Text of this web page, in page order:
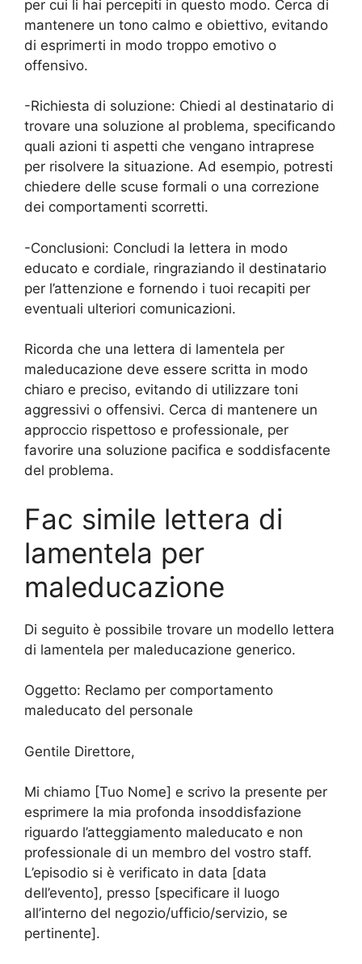
per cui li hai percepiti in questo modo. Cerca di
mantenere un tono calmo e obiettivo, evitando
di esprimerti in modo troppo emotivo o
offensivo.
-Richiesta di soluzione: Chiedi al destinatario di
trovare una soluzione al problema, specificando
quali azioni ti aspetti che vengano intraprese
per risolvere la situazione. Ad esempio, potresti
chiedere delle scuse formali o una correzione
dei comportamenti scorretti.
-Conclusioni: Concludi la lettera in modo
educato e cordiale, ringraziando il destinatario
per l’attenzione e fornendo i tuoi recapiti per
eventuali ulteriori comunicazioni.
Ricorda che una lettera di lamentela per
maleducazione deve essere scritta in modo
chiaro e preciso, evitando di utilizzare toni
aggressivi o offensivi. Cerca di mantenere un
approccio rispettoso e professionale, per
favorire una soluzione pacifica e soddisfacente
del problema.
Fac simile lettera di
lamentela per
maleducazione
Di seguito è possibile trovare un modello lettera
di lamentela per maleducazione generico.
Oggetto: Reclamo per comportamento
maleducato del personale
Gentile Direttore,
Mi chiamo [Tuo Nome] e scrivo la presente per
esprimere la mia profonda insoddisfazione
riguardo l’atteggiamento maleducato e non
professionale di un membro del vostro staff.
L’episodio si è verificato in data [data
dell’evento], presso [specificare il luogo
all’interno del negozio/ufficio/servizio, se
pertinente].